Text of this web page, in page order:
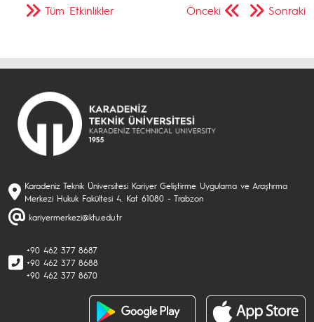
Önceki Sonraki
Tüm Etkinlikler
Karadeniz Teknik Üniversitesi Kariyer Geliştirme Uygulama ve Araştırma
Merkezi Hukuk Fakültesi 4. Kat 61080 - Trabzon
kariyermerkezi@ktu.edu.tr
+90 462 377 8687
+90 462 377 8688
+90 462 377 8670